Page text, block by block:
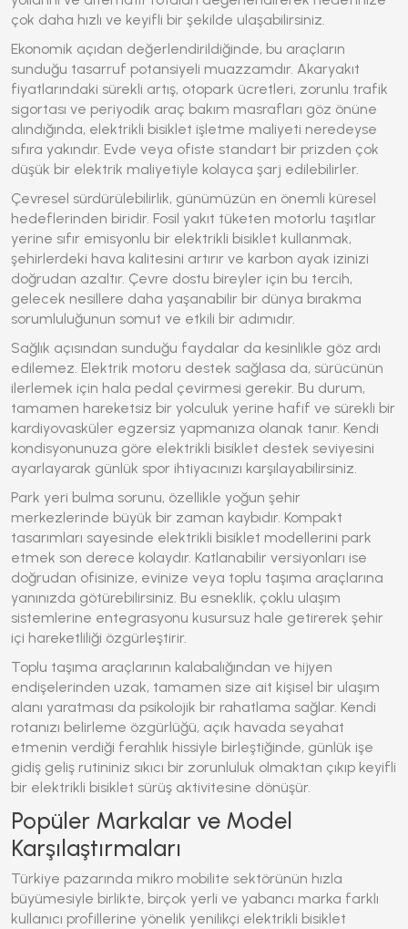
çok daha hızlı ve keyifli bir şekilde ulaşabilirsiniz.
Ekonomik açıdan değerlendirildiğinde, bu araçların
sunduğu tasarruf potansiyeli muazzamdır. Akaryakıt
fiyatlarındaki sürekli artış, otopark ücretleri, zorunlu trafik
sigortası ve periyodik araç bakım masrafları göz önüne
alındığında, elektrikli bisiklet işletme maliyeti neredeyse
sıfıra yakındır. Evde veya ofiste standart bir prizden çok
düşük bir elektrik maliyetiyle kolayca şarj edilebilirler.
Çevresel sürdürülebilirlik, günümüzün en önemli küresel
hedeflerinden biridir. Fosil yakıt tüketen motorlu taşıtlar
yerine sıfır emisyonlu bir elektrikli bisiklet kullanmak,
şehirlerdeki hava kalitesini artırır ve karbon ayak izinizi
doğrudan azaltır. Çevre dostu bireyler için bu tercih,
gelecek nesillere daha yaşanabilir bir dünya bırakma
sorumluluğunun somut ve etkili bir adımıdır.
Sağlık açısından sunduğu faydalar da kesinlikle göz ardı
edilemez. Elektrik motoru destek sağlasa da, sürücünün
ilerlemek için hala pedal çevirmesi gerekir. Bu durum,
tamamen hareketsiz bir yolculuk yerine hafif ve sürekli bir
kardiyovasküler egzersiz yapmanıza olanak tanır. Kendi
kondisyonunuza göre elektrikli bisiklet destek seviyesini
ayarlayarak günlük spor ihtiyacınızı karşılayabilirsiniz.
Park yeri bulma sorunu, özellikle yoğun şehir
merkezlerinde büyük bir zaman kaybıdır. Kompakt
tasarımları sayesinde elektrikli bisiklet modellerini park
etmek son derece kolaydır. Katlanabilir versiyonları ise
doğrudan ofisinize, evinize veya toplu taşıma araçlarına
yanınızda götürebilirsiniz. Bu esneklik, çoklu ulaşım
sistemlerine entegrasyonu kusursuz hale getirerek şehir
içi hareketliliği özgürleştirir.
Toplu taşıma araçlarının kalabalığından ve hijyen
endişelerinden uzak, tamamen size ait kişisel bir ulaşım
alanı yaratması da psikolojik bir rahatlama sağlar. Kendi
rotanızı belirleme özgürlüğü, açık havada seyahat
etmenin verdiği ferahlık hissiyle birleştiğinde, günlük işe
gidiş geliş rutininiz sıkıcı bir zorunluluk olmaktan çıkıp keyifli
bir elektrikli bisiklet sürüş aktivitesine dönüşür.
Popüler Markalar ve Model
Karşılaştırmaları
Türkiye pazarında mikro mobilite sektörünün hızla
büyümesiyle birlikte, birçok yerli ve yabancı marka farklı
kullanıcı profillerine yönelik yenilikçi elektrikli bisiklet